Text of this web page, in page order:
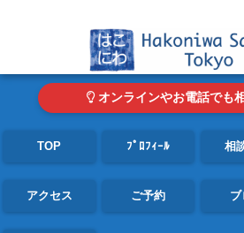
オンラインやお電話でも
TOP ﾌﾟﾛﾌｨｰﾙ 相
アクセス ご予約